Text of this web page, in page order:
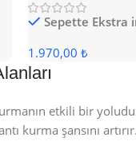
Sepette Ekstra
1.970,00 ₺
etkili bir
kurma şansını artırır.